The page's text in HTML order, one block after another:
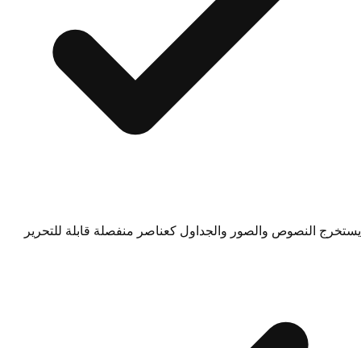
يستخرج النصوص والصور والجداول كعناصر منفصلة قابلة للتحرير